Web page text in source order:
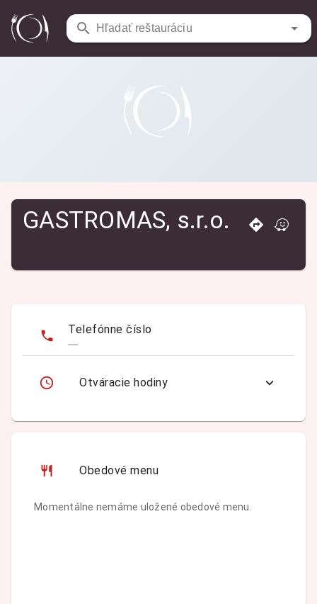
Hľadať reštauráciu
Reštaurácie / GASTROMAS, s.r.o.
GASTROMAS, s.r.o.
Telefónne číslo
—
Otváracie hodiny
Obedové menu
Momentálne nemáme uložené obedové menu.